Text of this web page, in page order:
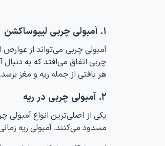
۱. آمبولی چربی لیپوساکشن
آمبولی چربی می‌تواند از
چربی اتفاق می‌افتد که به
هر بافتی از جمله ریه و مغز برسد.
۲. آمبولی چربی در ریه
یکی از اصلی‌ترین انواع
مسدود می‌کنند. آمبولی ریه